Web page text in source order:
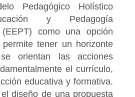
Pedagógico Holístico
y Pedagogía
(EEPT) como una opción
tener un horizonte
orientan las acciones
el currículo,
educativa y formativa.
diseño de una propuesta